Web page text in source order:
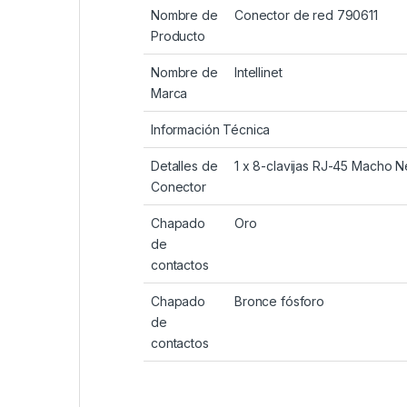
Nombre de
Producto
Conector de red 790611
Nombre de
Marca
Intellinet
Información Técnica
Detalles de
Conector
1 x 8-clavijas RJ-45 Macho
Chapado
de
contactos
Oro
Chapado
de
contactos
Bronce fósforo